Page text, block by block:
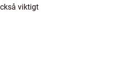
viktigt